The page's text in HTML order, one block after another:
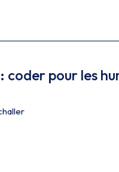
coder pour les